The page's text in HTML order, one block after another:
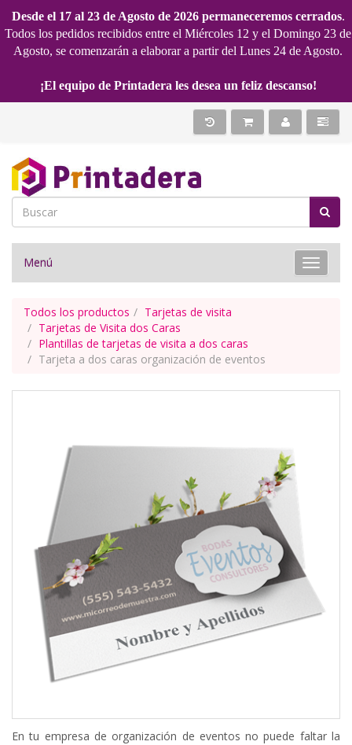
Desde el 17 al 23 de Agosto de 2026 permaneceremos cerrados.
Todos los pedidos recibidos entre el Miércoles 12 y el Domingo 23 de
Agosto, se comenzarán a elaborar a partir del Lunes 24 de Agosto.
¡El equipo de Printadera les desea un feliz descanso!
Toggle
Menú
Todos los productos
Tarjetas de visita
Tarjetas de Visita dos Caras
Plantillas de tarjetas de visita a dos caras
Tarjeta a dos caras organización de eventos
En tu empresa de organización de eventos no puede faltar la